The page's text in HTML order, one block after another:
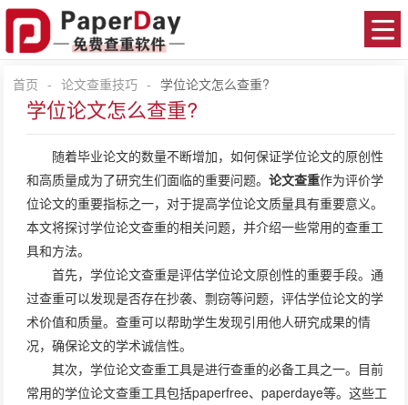
首页 - 论文查重技巧 - 学位论文怎么查重?
学位论文怎么查重?
随着毕业论文的数量不断增加，如何保证学位论文的原创性
和高质量成为了研究生们面临的重要问题。论文查重作为评价学
位论文的重要指标之一，对于提高学位论文质量具有重要意义。
本文将探讨学位论文查重的相关问题，并介绍一些常用的查重工
具和方法。
首先，学位论文查重是评估学位论文原创性的重要手段。通
过查重可以发现是否存在抄袭、剽窃等问题，评估学位论文的学
术价值和质量。查重可以帮助学生发现引用他人研究成果的情
况，确保论文的学术诚信性。
其次，学位论文查重工具是进行查重的必备工具之一。目前
常用的学位论文查重工具包括paperfree、paperdaye等。这些工